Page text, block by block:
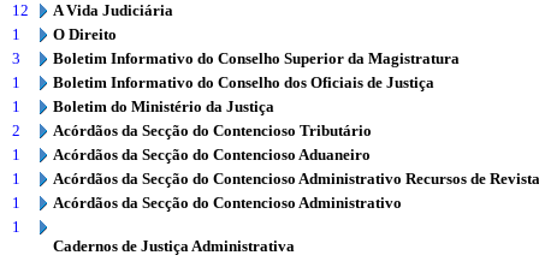
12
A Vida Judiciária
1
O Direito
3
Boletim Informativo do Conselho Superior da Magistratura
1
Boletim Informativo do Conselho dos Oficiais de Justiça
1
Boletim do Ministério da Justiça
2
Acórdãos da Secção do Contencioso Tributário
1
Acórdãos da Secção do Contencioso Aduaneiro
1
Acórdãos da Secção do Contencioso Administrativo Recursos de Revista
1
Acórdãos da Secção do Contencioso Administrativo
1
Cadernos de Justiça Administrativa